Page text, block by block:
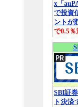
x「
で投資
ントが
で0.5％
SBI証
ト決